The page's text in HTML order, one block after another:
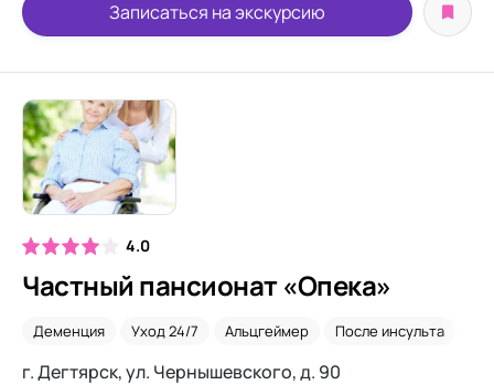
Записаться на экскурсию
4.0
Частный пансионат «Опека»
Деменция Уход 24/7 Альцгеймер После инсульта
г. Дегтярск, ул. Чернышевского, д. 90